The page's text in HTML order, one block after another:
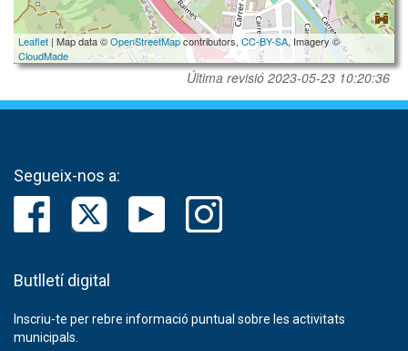
Leaflet | Map data ©OpenStreetMapcontributors,CC-BY-SA, Imagery ©
CloudMade
Última revisió 2023-05-23 10:20:36
Segueix-nos a:
Butlletí digital
Inscriu-te per rebre informació puntual sobre les activitats
municipals.